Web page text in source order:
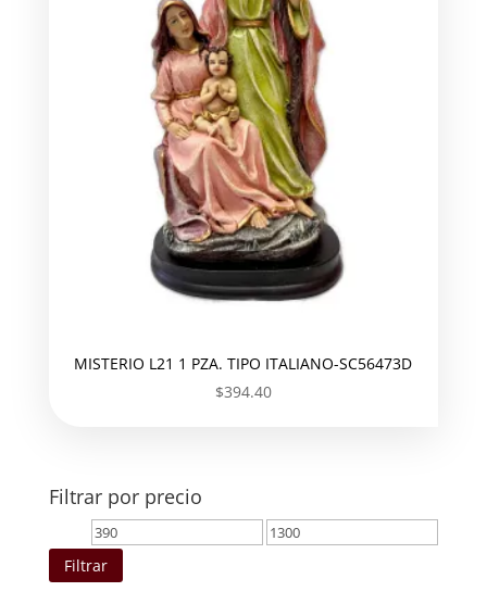
MISTERIO L21 1 PZA. TIPO ITALIANO-SC56473D
$394.40
Filtrar por precio
Precio
mínimo
Precio
Filtrar